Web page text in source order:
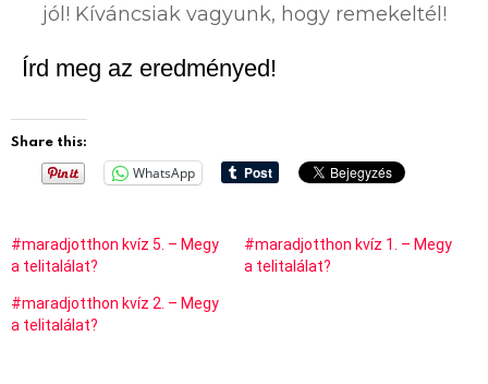
jól! Kíváncsiak vagyunk, hogy remekeltél!
Írd meg az eredményed!
Share this:
WhatsApp
#maradjotthon kvíz 5. – Megy
a telitalálat?
#maradjotthon kvíz 1. – Megy
a telitalálat?
#maradjotthon kvíz 2. – Megy
a telitalálat?